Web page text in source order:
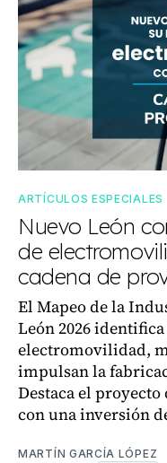
ARTÍCULOS ESPECIALES
Nuevo León
de
cadena de
El Mapeo de la
León 2026
electromovilidad,
impulsan la
Destaca el
con una inversión
MARTÍN GARCÍA LÓPEZ